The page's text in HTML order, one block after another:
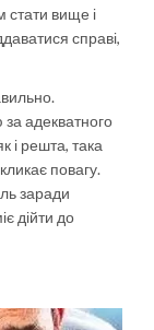
стати вище і
справі,
адекватного
і решта, така
повагу.
заради
дійти до